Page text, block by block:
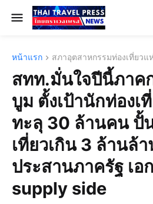
หน้าแรก สภาอุตสาหกรรมท่องเที่ยวแ
สทท.มั่นใจปีนี้ภาค
บูม ตั้งเป้านักท่องเ
ทะลุ 30 ล้านคน ปั้
เที่ยวเกิน 3 ล้านล้า
ประสานภาครัฐ เ
supply side